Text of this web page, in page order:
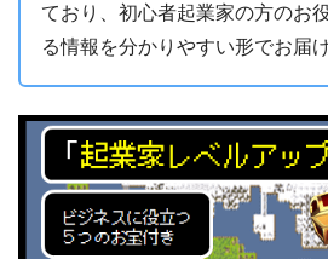
ており、初心者起業家の方のお
る情報を分かりやすい形でお届